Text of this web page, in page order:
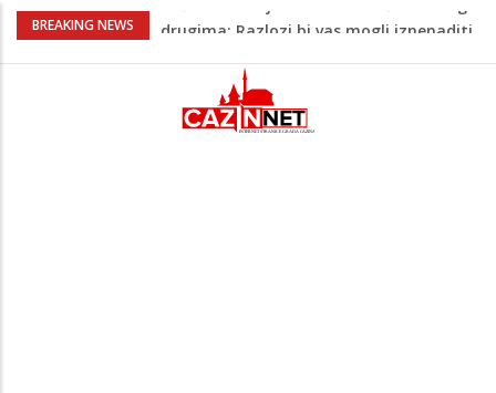
BREAKING NEWS
Barbarez o igračima iz dijaspore: Da su
"birali", a ne pripadali
Cazin: Bećirović i Ogrešević otvorili Muzej
„Kuća Nurije Pozderca“